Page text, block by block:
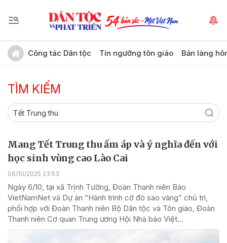
Công tác Dân tộc Tín ngưỡng tôn giáo Bản làng
TÌM KIẾM
Mang Tết Trung thu ấm áp và ý nghĩa đến với
học sinh vùng cao Lào Cai
06/10/2025 23:53
Ngày 6/10, tại xã Trịnh Tường, Đoàn Thanh niên Báo
VietNamNet và Dự án “Hành trình cờ đỏ sao vàng” chủ trì,
phối hợp với Đoàn Thanh niên Bộ Dân tộc và Tôn giáo, Đoàn
Thanh niên Cơ quan Trung ương Hội Nhà báo Việt...